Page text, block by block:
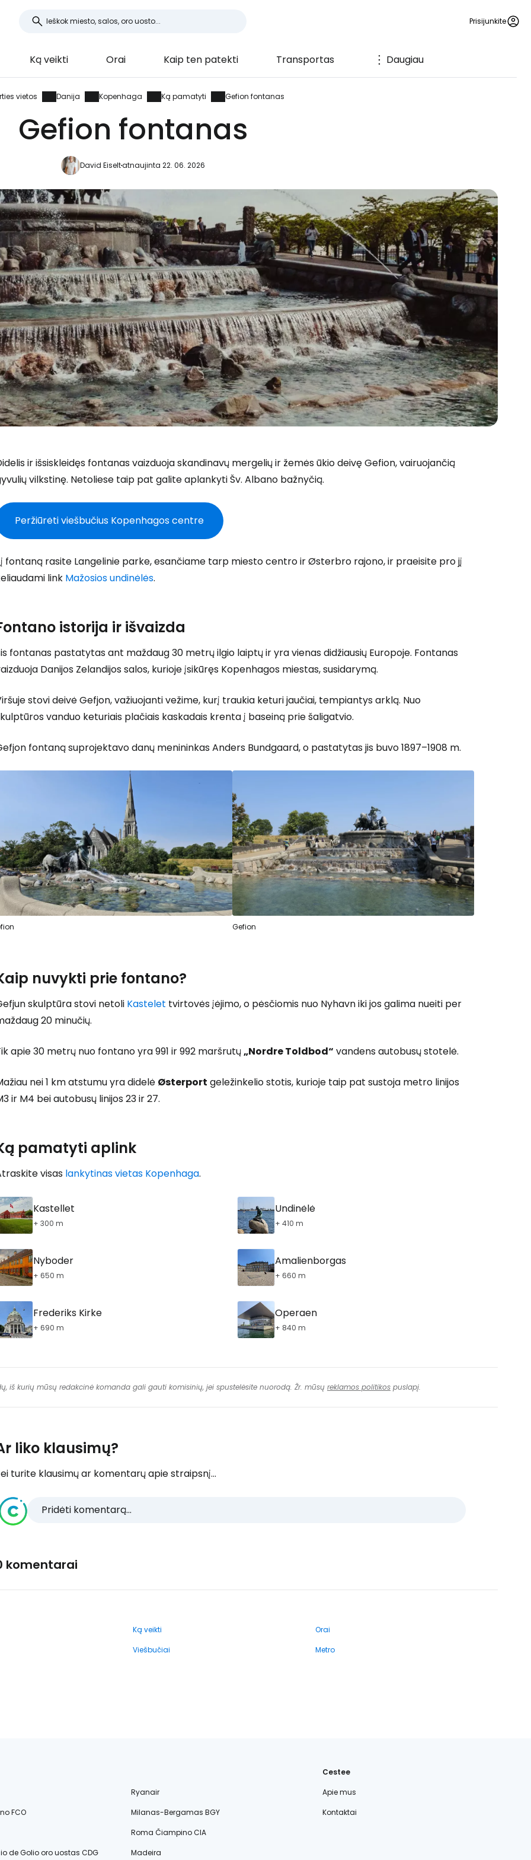
Prisijunkite
Ką veikti Orai Kaip ten patekti Transportas Daugiau
vietos Danija Kopenhaga Ką pamatyti Gefion fontanas
Gefion fontanas
David Eiseltatnaujinta 22. 06. 2026
ir išsiskleidęs fontanas vaizduoja skandinavų mergelių ir žemės ūkio deivę Gefion, vairuojančią
vilkstinę. Netoliese taip pat galite aplankyti Šv. Albano bažnyčią.
Peržiūrėti viešbučius Kopenhagos centre
fontaną rasite Langelinie parke, esančiame tarp miesto centro ir Østerbro rajono, ir praeisite pro jį
link Mažosios undinėlės.
istorija ir išvaizda
fontanas pastatytas ant maždaug 30 metrų ilgio laiptų ir yra vienas didžiausių Europoje. Fontanas
Danijos Zelandijos salos, kurioje įsikūręs Kopenhagos miestas, susidarymą.
stovi deivė Gefjon, važiuojanti vežime, kurį traukia keturi jaučiai, tempiantys arklą. Nuo
vanduo keturiais plačiais kaskadais krenta į baseiną prie šaligatvio.
fontaną suprojektavo danų menininkas Anders Bundgaard, o pastatytas jis buvo 1897–1908 m.
Gefion
nuvykti prie fontano?
skulptūra stovi netoli Kastelet tvirtovės įėjimo, o pėsčiomis nuo Nyhavn iki jos galima nueiti per
20 minučių.
apie 30 metrų nuo fontano yra 991 ir 992 maršrutų„Nordre Toldbod“ vandens autobusų stotelė.
nei 1 km atstumu yra didelė Østerport geležinkelio stotis, kurioje taip pat sustoja metro linijos
ir M4 bei autobusų linijos 23 ir 27.
pamatyti aplink
visas lankytinas vietas Kopenhaga.
Kastellet
+ 300 m
Undinėlė
+ 410 m
Nyboder
+ 650 m
Amalienborgas
+ 660 m
Frederiks Kirke
+ 690 m
Operaen
+ 840 m
iš kurių mūsų redakcinė komanda gali gauti komisinių, jei spustelėsite nuorodą. Žr. mūsų reklamos politikos puslapį.
liko klausimų?
turite klausimų ar komentarų apie straipsnį...
Pridėti komentarą...
komentarai
Ką veikti
Orai
Viešbučiai
Metro
Ryanair
FCO
Milanas-Bergamas BGY
Roma Čiampino CIA
de Golio oro uostas CDG
Madeira
Cestee
Apie mus
Kontaktai
Prisijunkite prie Cestee
... pasaulinė kelionių bendruomenė
Tęsti su Google
Tęsti su Facebook